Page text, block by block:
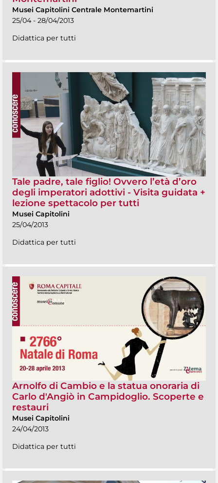
Musei Capitolini Centrale Montemartini
25/04 - 28/04/2013
Didattica per tutti
Tale padre, tale figlio! Ovvero l’età d’oro
degli imperatori adottivi - Visita guidata +
lezione spettacolo per tutti
Musei Capitolini
25/04/2013
Didattica per tutti
Arnolfo di Cambio e la statua onoraria di
Carlo d'Angiò in Campidoglio. Scoperte e
restauri
Musei Capitolini
24/04/2013
Didattica per tutti